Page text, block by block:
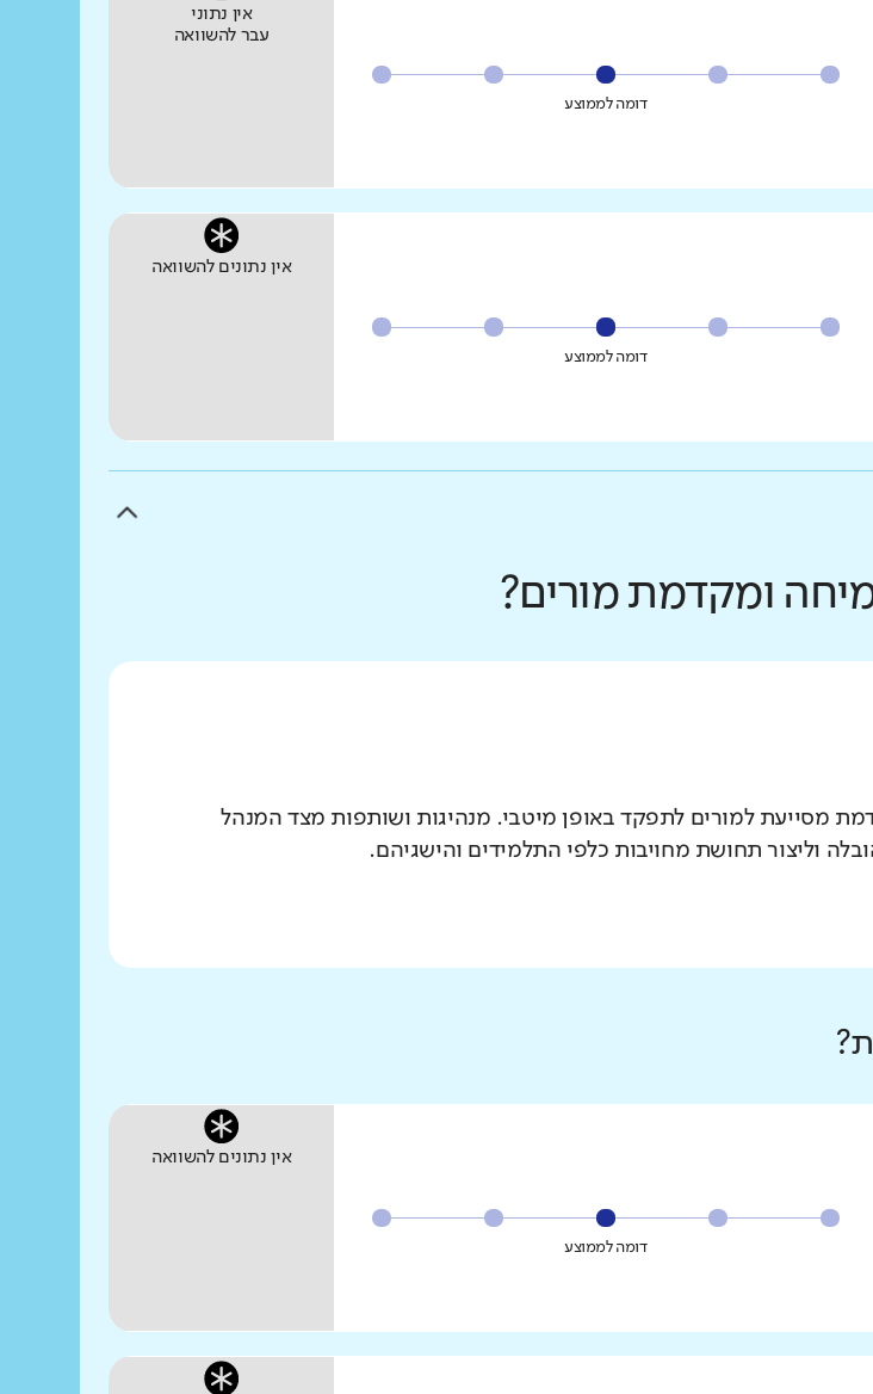
דומה לממוצע
אין נתוני
עבר להשוואה
דומה לממוצע
אין נתונים להשוואה
ומקדמת מורים?
מסייעת למורים לתפקד באופן מיטבי. מנהיגות ושותפות מצד המנהל
וליצור תחושת מחויבות כלפי התלמידים והישגיהם.
דומה לממוצע
אין נתונים להשוואה